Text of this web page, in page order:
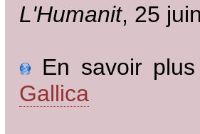
L'Humanit, 25
En savoir
Gallica